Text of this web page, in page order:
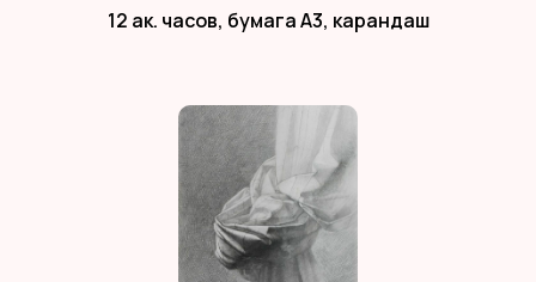
12 ак. часов, бумага А3, карандаш